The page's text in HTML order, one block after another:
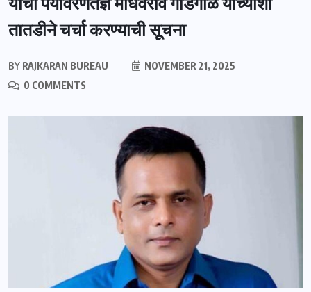
तातडीने चर्चा करण्याची सूचना
BY RAJKARAN BUREAU
NOVEMBER 21, 2025
0 COMMENTS